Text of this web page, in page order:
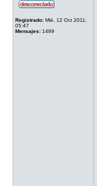
Registrado: Mié, 12 Oct 2011,
05:47
Mensajes: 1489